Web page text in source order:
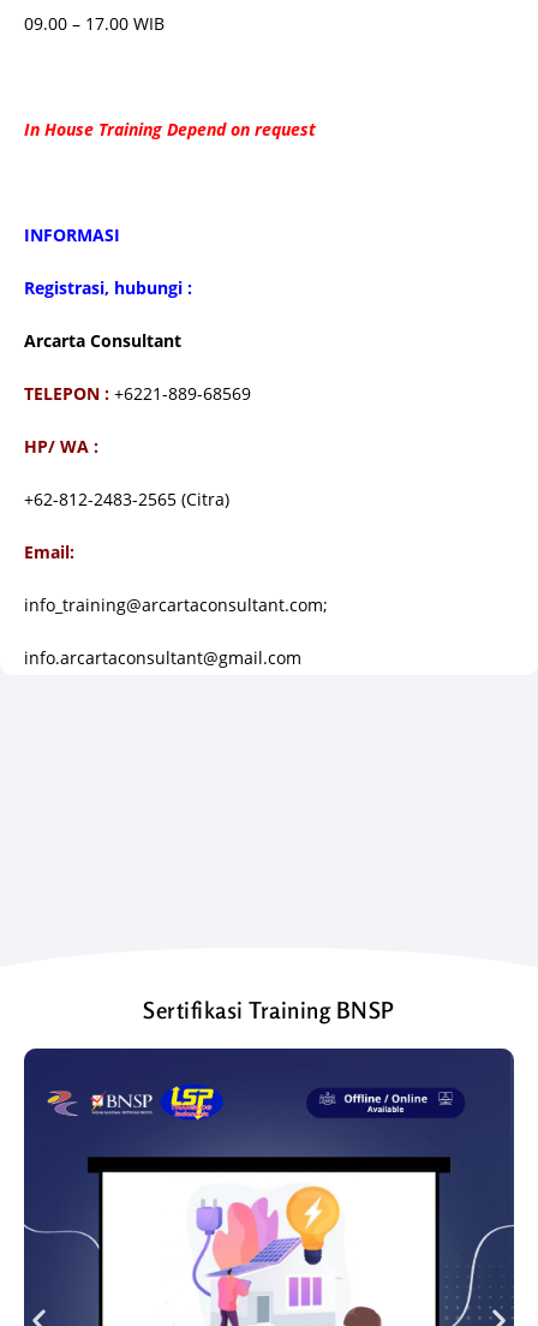
09.00 – 17.00 WIB
In House Training Depend on request
INFORMASI
Registrasi, hubungi :
Arcarta Consultant
TELEPON : +6221-889-68569
HP/ WA :
+62-812-2483-2565 (Citra)
Email:
info_training@arcartaconsultant.com;
info.arcartaconsultant@gmail.com
Sertifikasi Training BNSP